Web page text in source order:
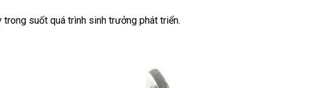
suốt quá trình sinh trưởng phát triển.